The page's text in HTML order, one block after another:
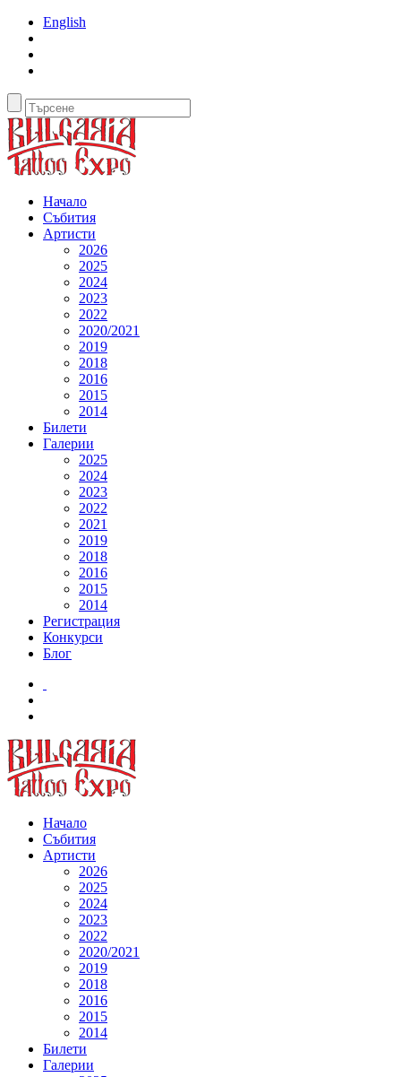
English
Начало
Събития
Артисти
2026
2025
2024
2023
2022
2020/2021
2019
2018
2016
2015
2014
Билети
Галерии
2025
2024
2023
2022
2021
2019
2018
2016
2015
2014
Регистрация
Конкурси
Блог
Начало
Събития
Артисти
2026
2025
2024
2023
2022
2020/2021
2019
2018
2016
2015
2014
Билети
Галерии